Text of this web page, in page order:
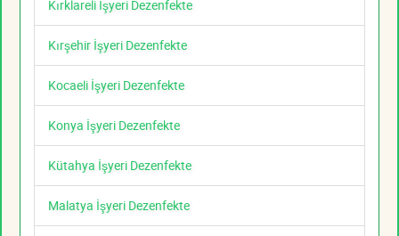
Kırklareli İşyeri Dezenfekte
Kırşehir İşyeri Dezenfekte
Kocaeli İşyeri Dezenfekte
Konya İşyeri Dezenfekte
Kütahya İşyeri Dezenfekte
Malatya İşyeri Dezenfekte